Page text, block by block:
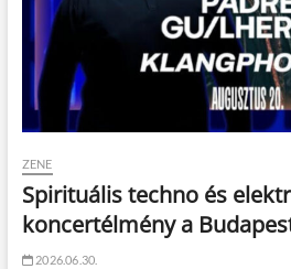
ZENE
Spirituális techno és
koncertélmény a
2026.06.30.